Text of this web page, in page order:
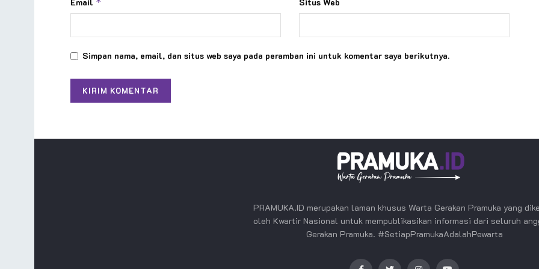
Simpan nama, email, dan situs web saya pada peramban ini untuk komentar saya berikutnya.
PRAMUKA.ID merupakan laman khusus Warta Gerakan Pramuka yang
oleh Kwartir Nasional untuk mempublikasikan informasi dari seluruh
Gerakan Pramuka. #SetiapPramukaAdalahPewarta